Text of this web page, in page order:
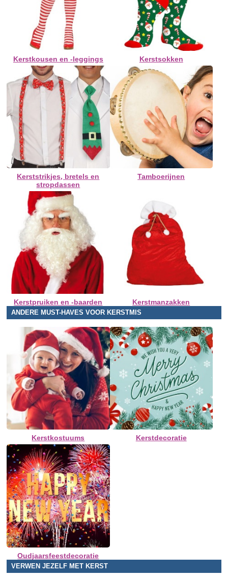
Kerstkousen en -leggings Kerstsokken
Kerststrikjes, bretels en
stropdassen
Tamboerijnen
Kerstpruiken en -baarden Kerstmanzakken
ANDERE MUST-HAVES VOOR KERSTMIS
Kerstkostuums Kerstdecoratie
Oudjaarsfeestdecoratie
VERWEN JEZELF MET KERST